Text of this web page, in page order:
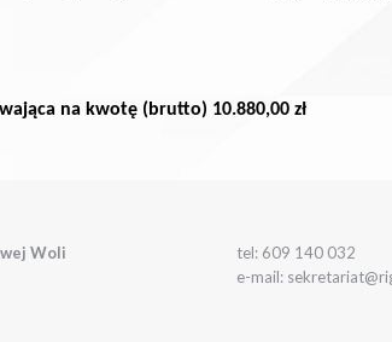
na kwotę (brutto) 10.880,00 zł
Woli
tel: 609 140 032
e-mail: